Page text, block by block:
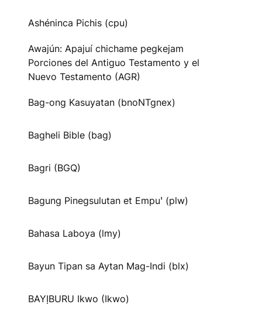
Ashéninca Pichis (cpu)
Awajún: Apajuí chichame pegkejam
Porciones del Antiguo Testamento y el
Nuevo Testamento (AGR)
Bag-ong Kasuyatan (bnoNTgnex)
Bagheli Bible (bag)
Bagri (BGQ)
Bagung Pinegsulutan et Empuꞌ (plw)
Bahasa Laboya (lmy)
Bayun Tipan sa Aytan Mag-Indi (blx)
BAYỊBURU Ikwo (Ikwo)